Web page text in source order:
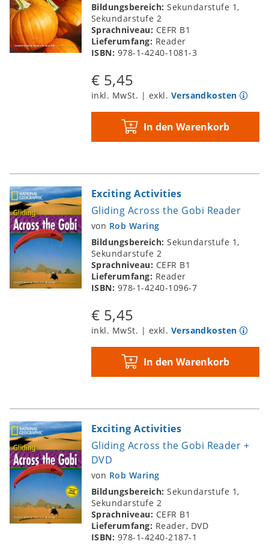
Bildungsbereich:Sekundarstufe 1,
Sekundarstufe 2
Sprachniveau: CEFR B1
Lieferumfang: Reader
ISBN: 978-1-4240-1081-3
€ 5,45
inkl. MwSt. | exkl. Versandkosten
In den Warenkorb
Exciting Activities
Gliding Across the Gobi Reader
von Rob Waring
Bildungsbereich:Sekundarstufe 1,
Sekundarstufe 2
Sprachniveau: CEFR B1
Lieferumfang: Reader
ISBN: 978-1-4240-1096-7
€ 5,45
inkl. MwSt. | exkl. Versandkosten
In den Warenkorb
Exciting Activities
Gliding Across the Gobi Reader +
DVD
von Rob Waring
Bildungsbereich:Sekundarstufe 1,
Sekundarstufe 2
Sprachniveau: CEFR B1
Lieferumfang: Reader, DVD
ISBN: 978-1-4240-2187-1